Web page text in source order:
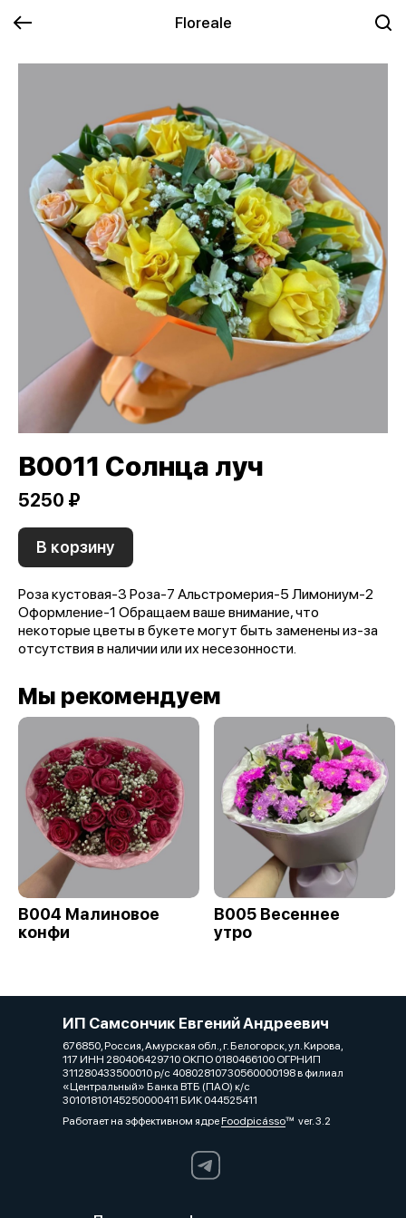
Floreale
B0011 Солнца луч
5250 ₽
В корзину
Роза кустовая-3 Роза-7 Альстромерия-5 Лимониум-2
Оформление-1 Обращаем ваше внимание, что
некоторые цветы в букете могут быть заменены из-за
отсутствия в наличии или их несезонности.
Мы рекомендуем
B004 Малиновое
конфи
B005 Весеннее
утро
ИП Самсончик Евгений Андреевич
676850, Россия, Амурская обл., г. Белогорск, ул. Кирова,
117 ИНН 280406429710 ОКПО 0180466100 ОГРНИП
311280433500010 р/с 40802810730560000198 в филиал
«Центральный» Банка ВТБ (ПАО) к/с
30101810145250000411 БИК 044525411
Работает на эффективном ядреFoodpicássover. 3.2